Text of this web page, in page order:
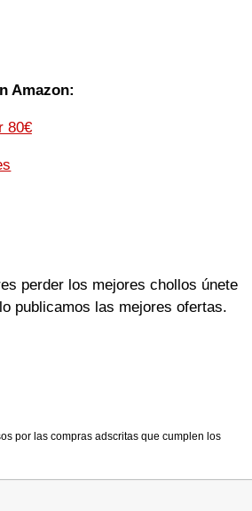
Amazon:
80€
perder los mejores chollos únete
publicamos las mejores ofertas.
por las compras adscritas que cumplen los